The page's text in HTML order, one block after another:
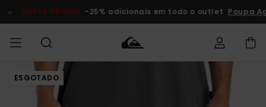
do
DUPLA PROMO -25% adicionais em todo o outlet Poupa
HOMEM
ESGOTADO